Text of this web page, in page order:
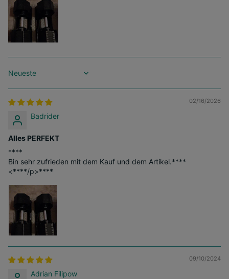
Sort by
02/16/2026
Badrider
Alles PERFEKT
****
Bin sehr zufrieden mit dem Kauf und dem Artikel.****
<****/p>****
09/10/2024
Adrian Filipow